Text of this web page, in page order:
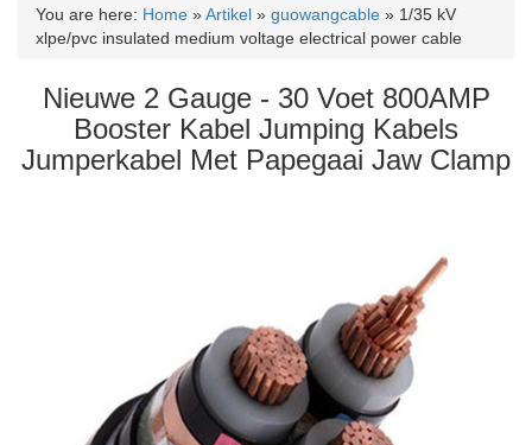
i
n
You are here: Home »Artikel » guowangcable » 1/35 kV
xlpe/pvc insulated medium voltage electrical power cable
Nieuwe 2 Gauge - 30 Voet 800AMP
Booster Kabel Jumping Kabels
Jumperkabel Met Papegaai Jaw Clamp